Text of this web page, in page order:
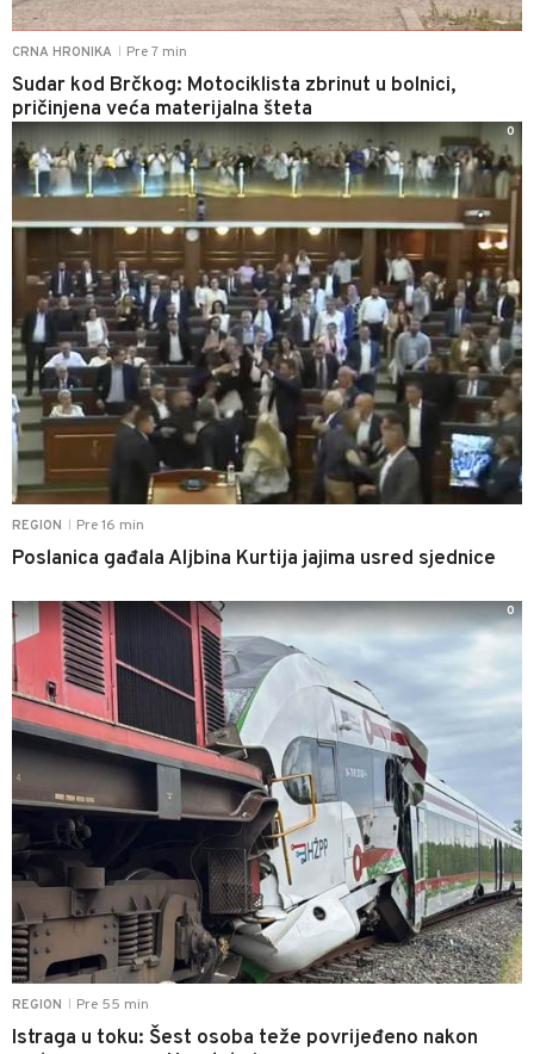
CRNA HRONIKA Pre 7 min
Sudar kod Brčkog: Motociklista zbrinut u bolnici,
pričinjena veća materijalna šteta
REGION Pre 16 min
Poslanica gađala Aljbina Kurtija jajima usred sjednice
0
REGION Pre 55 min
Istraga u toku: Šest osoba teže povrijeđeno nakon
0